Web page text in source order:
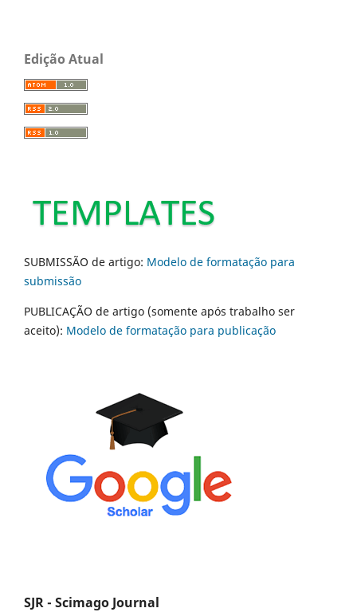
Edição Atual
SUBMISSÃO de artigo: Modelo de formatação para
submissão
PUBLICAÇÃO de artigo (somente após trabalho ser
aceito): Modelo de formatação para publicação
SJR - Scimago Journal